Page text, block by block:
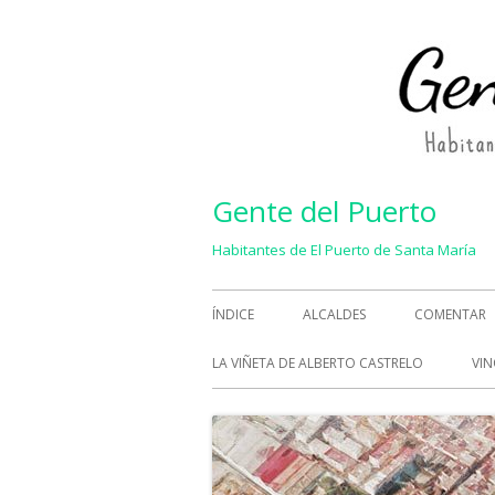
Gente del Puerto
Habitantes de El Puerto de Santa María
Menú
principal
ÍNDICE ALCALDES COMENTAR
LA VIÑETA DE ALBERTO CASTRELO